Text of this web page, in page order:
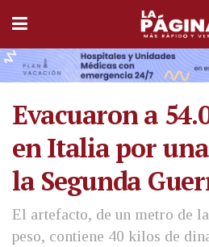
Evacuaron a
en Italia por
la Segunda
El artefacto, de un metro de
peso, contiene 40 kilos de